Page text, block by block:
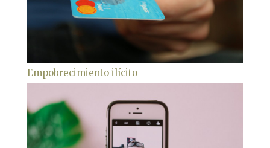
Empobrecimiento ilícito